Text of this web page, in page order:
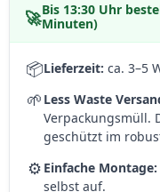
🚀Bis 13:30 Uhr
Minuten)
📦Lieferzeit: ca. 3–5
🌱 Less Waste
Verpackungsmüll.
geschützt im
⚙️ Einfache Montage:
selbst auf.